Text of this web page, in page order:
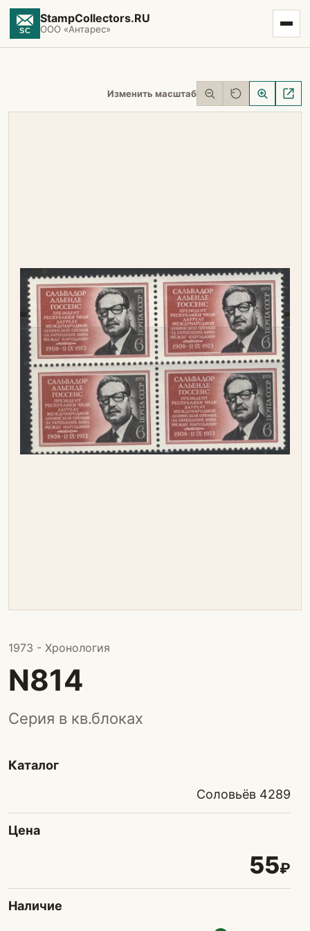
StampCollectors.RU
ООО «Антарес»
Изменить масштаб
1973 - Хронология
N814
Серия в кв.блоках
Каталог
Соловьёв 4289
Цена
55₽
Наличие